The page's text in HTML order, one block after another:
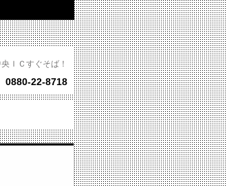
ＩＣすぐそば！
0880-22-8718